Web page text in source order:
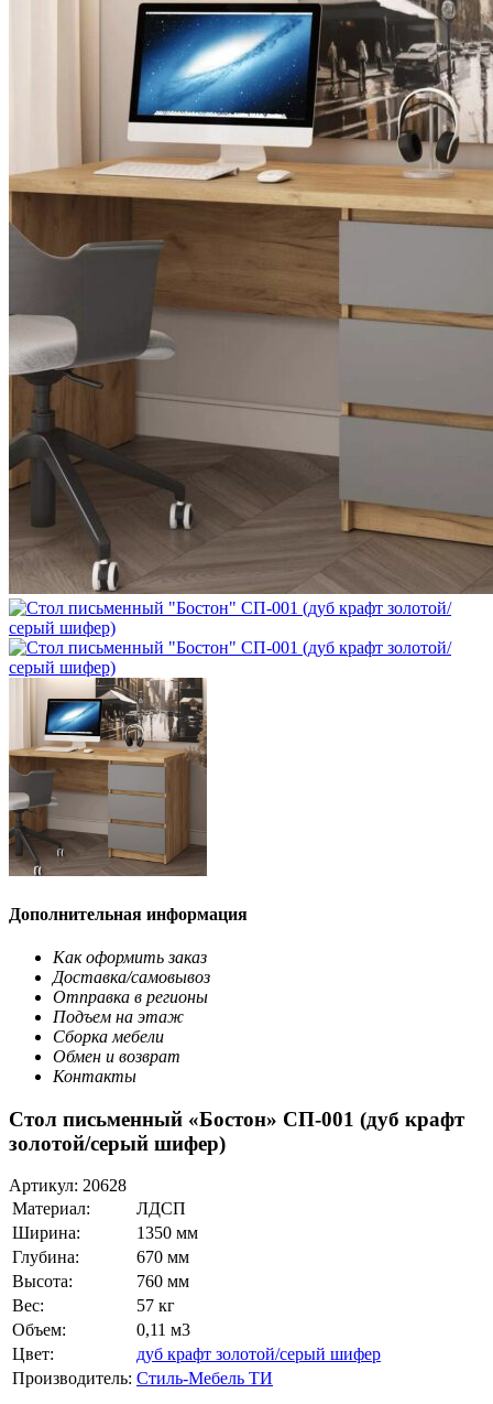
Дополнительная информация
Как оформить заказ
Доставка/самовывоз
Отправка в регионы
Подъем на этаж
Сборка мебели
Обмен и возврат
Контакты
Стол письменный «Бостон» СП-001 (дуб крафт
золотой/серый шифер)
Артикул: 20628
Материал:
ЛДСП
Ширина:
1350 мм
Глубина:
670 мм
Высота:
760 мм
Вес:
57 кг
Объем:
0,11 м3
Цвет:
дуб крафт золотой/серый шифер
Производитель: Стиль-Мебель ТИ